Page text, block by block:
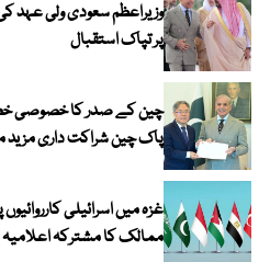
وزیراعظم سعودی ولی عہد
پر تپاک استقبال
چین کے صدر کا خصوصی خط
پاک چین شراکت داری مزید
ممالک کا مشترکہ اعلامیہ